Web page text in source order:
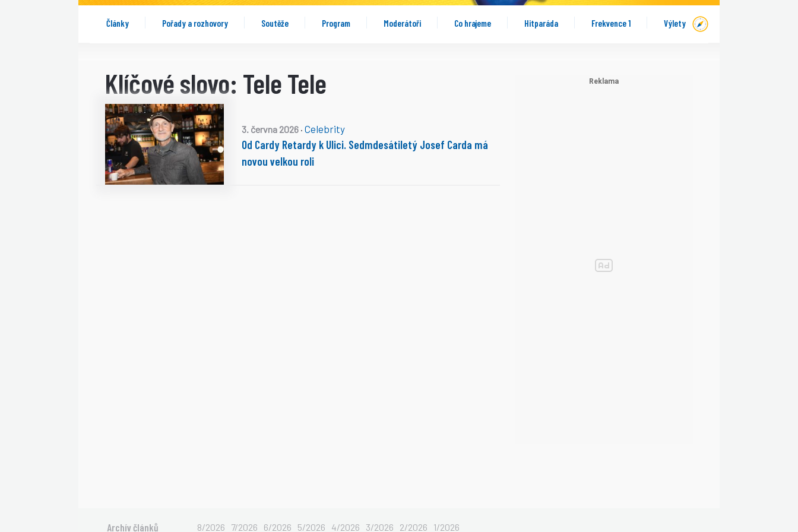
Články Pořady a rozhovory Soutěže Program Moderátoři Co hrajeme Hitparáda Frekvence 1 Výlety
Klíčové slovo: Tele Tele
3. června 2026 · Celebrity
Od Cardy Retardy k Ulici. Sedmdesátiletý Josef Carda má
novou velkou roli
Archív článků 8/2026 7/2026 6/2026 5/2026 4/2026 3/2026 2/2026 1/2026